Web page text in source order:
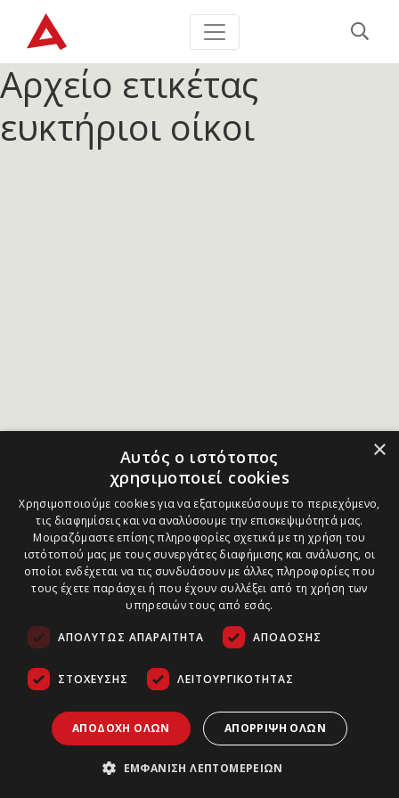
Αρχείο ετικέτας
ευκτήριοι οίκοι
×
Αυτός ο ιστότοπος
χρησιμοποιεί cookies
Χρησιμοποιούμε cookies για να εξατομικεύσουμε το περιεχόμενο,
τις διαφημίσεις και να αναλύσουμε την επισκεψιμότητά μας.
Μοιραζόμαστε επίσης πληροφορίες σχετικά με τη χρήση του
ιστότοπού μας με τους συνεργάτες διαφήμισης και ανάλυσης, οι
οποίοι ενδέχεται να τις συνδυάσουν με άλλες πληροφορίες που
τους έχετε παράσχει ή που έχουν συλλέξει από τη χρήση των
υπηρεσιών τους από εσάς.
ΑΠΟΛΎΤΩΣ ΑΠΑΡΑΊΤΗΤΑ ΑΠΌΔΟΣΗΣ
ΣΤΌΧΕΥΣΗΣ ΛΕΙΤΟΥΡΓΙΚΌΤΗΤΑΣ
ΑΠΟΔΟΧΉ ΌΛΩΝ ΑΠΌΡΡΙΨΗ ΌΛΩΝ
ΕΜΦΆΝΙΣΗ ΛΕΠΤΟΜΕΡΕΙΏΝ